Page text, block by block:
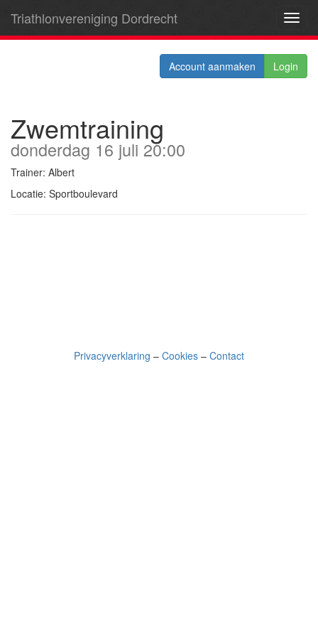
Triathlonvereniging Dordrecht
Account aanmaken Login
Zwemtraining
donderdag 16 juli 20:00
Trainer: Albert
Locatie: Sportboulevard
Privacyverklaring – Cookies – Contact